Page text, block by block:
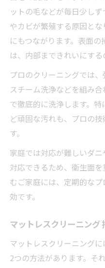
ットの毛などが毎日少し
やカビが繁殖する原因と
にもつながります。表面
は、内部まできれいにする
プロのクリーニングでは、
スチーム洗浄などを組み
で徹底的に洗浄します。
ど頑固な汚れも、プロの
す。
家庭では対応が難しいダ
対応できるため、衛生面
むご家庭には、定期的な
効です。
マットレスクリーニング
マットレスクリーニング
2つの方法があります。そ